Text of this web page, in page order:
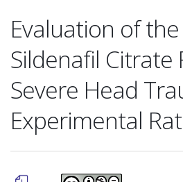
Evaluation of
Sildenafil Citrate
Severe Head
Experimental